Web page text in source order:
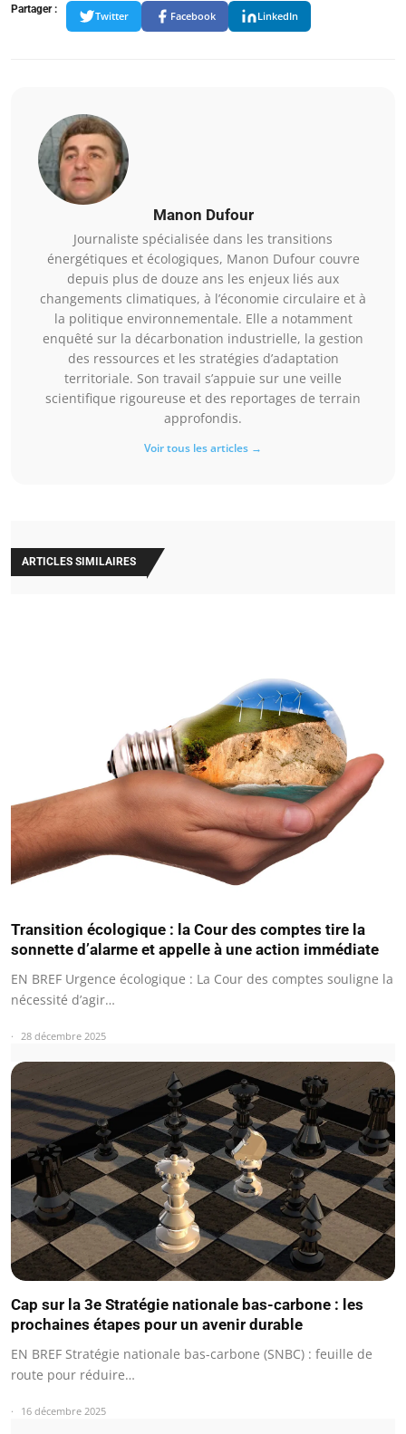
Partager :
Twitter Facebook LinkedIn
Manon Dufour
Journaliste spécialisée dans les transitions
énergétiques et écologiques, Manon Dufour couvre
depuis plus de douze ans les enjeux liés aux
changements climatiques, à l’économie circulaire et à
la politique environnementale. Elle a notamment
enquêté sur la décarbonation industrielle, la gestion
des ressources et les stratégies d’adaptation
territoriale. Son travail s’appuie sur une veille
scientifique rigoureuse et des reportages de terrain
approfondis.
Voir tous les articles →
ARTICLES SIMILAIRES
Transition écologique : la Cour des comptes tire la
sonnette d’alarme et appelle à une action immédiate
EN BREF Urgence écologique : La Cour des comptes souligne la
nécessité d’agir…
28 décembre 2025
Cap sur la 3e Stratégie nationale bas-carbone : les
prochaines étapes pour un avenir durable
EN BREF Stratégie nationale bas-carbone (SNBC) : feuille de
route pour réduire…
16 décembre 2025